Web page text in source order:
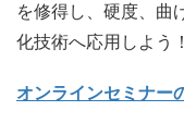
を修得し、硬度、曲
化技術へ応用しよう！
オンラインセミナー